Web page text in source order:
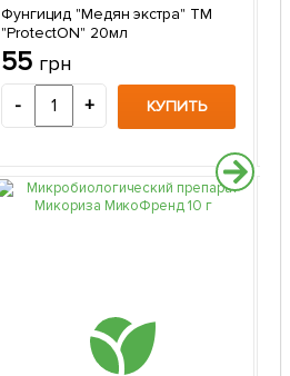
Фунгицид "Медян экстра" ТМ
"ProtectON" 20мл
55 грн
- + КУПИТЬ